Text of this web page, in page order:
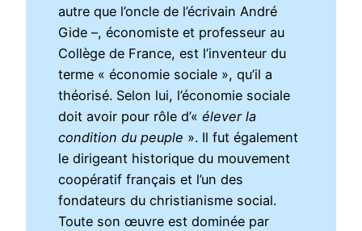
autre que l’oncle de l’écrivain André
Gide –, économiste et professeur au
Collège de France, est l’inventeur du
terme « économie sociale », qu’il a
théorisé. Selon lui, l’économie sociale
doit avoir pour rôle d’«élever la
condition du peuple ». Il fut également
le dirigeant historique du mouvement
coopératif français et l’un des
fondateurs du christianisme social.
Toute son œuvre est dominée par